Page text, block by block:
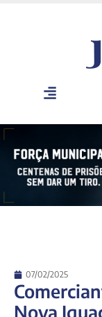
07/02/2025
Nova